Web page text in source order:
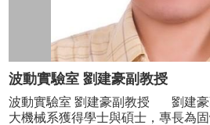
系
主
任
波動實驗室 劉建豪副教授
波動實驗室 劉建豪副教授 劉建豪
大機械系獲得學士與碩士，專長為